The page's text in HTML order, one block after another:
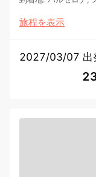
旅程を表示
2027/03/07 出